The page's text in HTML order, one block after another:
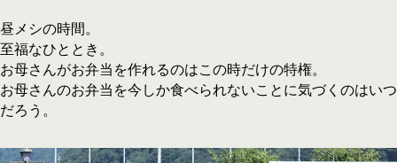
昼メシの時間。
至福なひととき。
お母さんがお弁当を作れるのはこの時だけの特権。
お母さんのお弁当を今しか食べられないことに気づくのはいつ
だろう。